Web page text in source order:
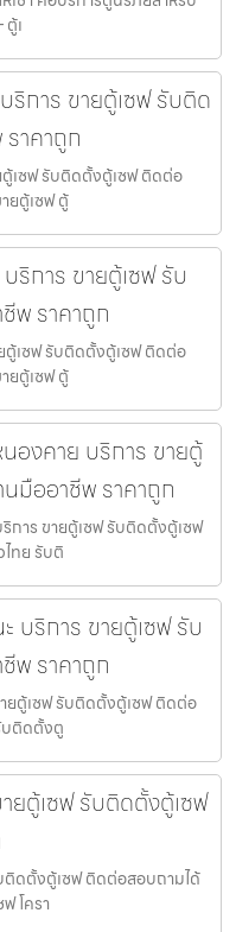
เ
ริการ ขายตู้เซฟ รับติด
าคาถูก
ตู้เซฟ รับติดตั้งตู้เซฟ ติดต่อ
ยตู้เซฟ ตู้
ริการ ขายตู้เซฟ รับ
พ ราคาถูก
ตู้เซฟ รับติดตั้งตู้เซฟ ติดต่อ
ยตู้เซฟ ตู้
องคาย บริการ ขายตู้
มืออาชีพ ราคาถูก
การ ขายตู้เซฟ รับติดตั้งตู้เซฟ
ทย รับติ
บริการ ขายตู้เซฟ รับ
พ ราคาถูก
ยตู้เซฟ รับติดตั้งตู้เซฟ ติดต่อ
บติดตั้งตู
ยตู้เซฟ รับติดตั้งตู้เซฟ
ติดตั้งตู้เซฟ ติดต่อสอบถามได้
โครา